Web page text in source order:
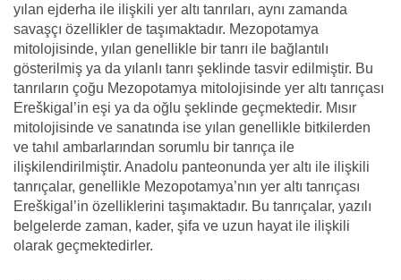
yılan ejderha ile ilişkili yer altı tanrıları, aynı zamanda
savaşçı özellikler de taşımaktadır. Mezopotamya
mitolojisinde, yılan genellikle bir tanrı ile bağlantılı
gösterilmiş ya da yılanlı tanrı şeklinde tasvir edilmiştir. Bu
tanrıların çoğu Mezopotamya mitolojisinde yer altı tanrıçası
Ereškigal’in eşi ya da oğlu şeklinde geçmektedir. Mısır
mitolojisinde ve sanatında ise yılan genellikle bitkilerden
ve tahıl ambarlarından sorumlu bir tanrıça ile
ilişkilendirilmiştir. Anadolu panteonunda yer altı ile ilişkili
tanrıçalar, genellikle Mezopotamya’nın yer altı tanrıçası
Ereškigal’in özelliklerini taşımaktadır. Bu tanrıçalar, yazılı
belgelerde zaman, kader, şifa ve uzun hayat ile ilişkili
olarak geçmektedirler.